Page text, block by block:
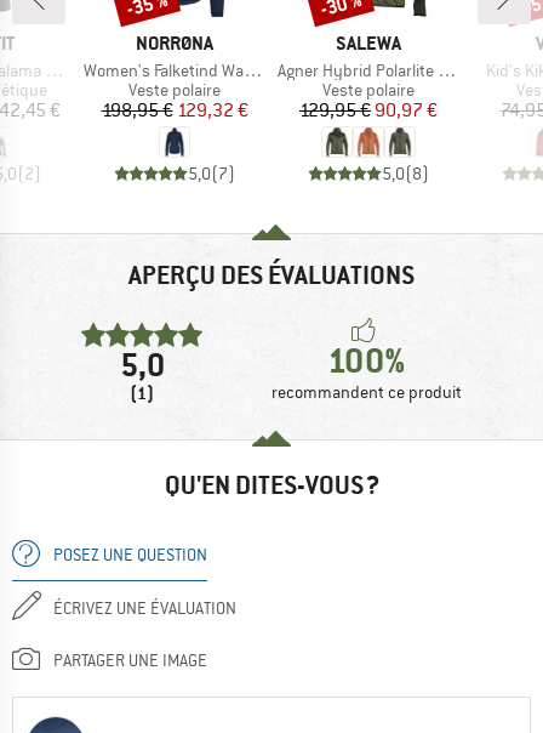
Jacket
€
(2)
MARQUE
NORRØNA
Article
Women's Falketind Warm1 Jacket
Product group
Veste polaire
Prix
198,95 €Prix réduit
129,32 €
5,0(7)
MARQUE
SALEWA
Article
Agner Hybrid Polarlite Durastretch Fullzip Hoody
Product group
Veste polaire
Prix
129,95 €Prix réduit
90,97 €
5,0(8)
Article
Kid's
APERÇU DES ÉVALUATIONS
5,0
(1)
100%
recommandent ce produit
QU'EN DITES-VOUS ?
POSEZ UNE QUESTION
ÉCRIVEZ UNE ÉVALUATION
PARTAGER UNE IMAGE